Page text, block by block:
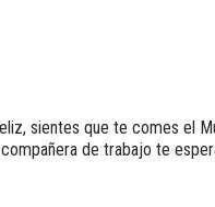
sientes que te comes el
de trabajo te